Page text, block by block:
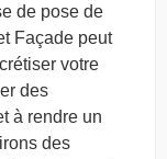
de pose de
Façade peut
votre
des
à rendre un
des